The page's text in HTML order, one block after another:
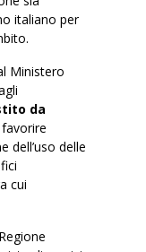
italiano per
Ministero
da
dell’uso delle
cui